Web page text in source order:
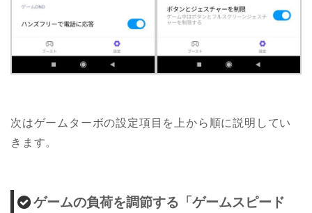
次はゲームターボの設定項目を上から順に説明してい
きます。
ゲームの負荷を調節する「ゲームスピード